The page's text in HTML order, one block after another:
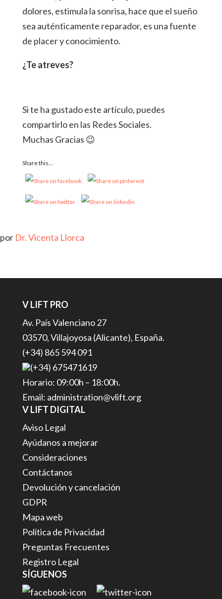
dolores, estimula la sonrisa, hace que el sueño
sea auténticamente reparador, es una fuente
de placer y conocimiento.
¿Te atreves?
Si te ha gustado este artículo, puedes
compartirlo en las Redes Sociales.
Muchas Gracias 😉
Share this...
por Dr. Vicenta Llorca
V LIFT PRO
Av. País Valenciano 27
03570, Villajoyosa (Alicante), España.
(+34) 865 594 091
(+34) 675471619
Horario: 09:00h – 18:00h.
Email: administration@vlift.org
V LIFT DIGITAL
Aviso Legal
Ayúdanos a mejorar
Consideraciones
Contáctanos
Devolución y cancelación
GDPR
Mapa web
Política de Privacidad
Preguntas Frecuentes
Registro Legal
SÍGUENOS